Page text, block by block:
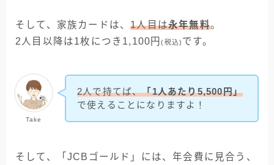
そして、家族カードは、1人目は永年無料。
2人目以降は1枚につき1,100円(税込) です。
Take
2人で持てば、「1人あたり5,500円」
で使えることになりますよ！
そして、「JCBゴールド」には、年会費に見合う、